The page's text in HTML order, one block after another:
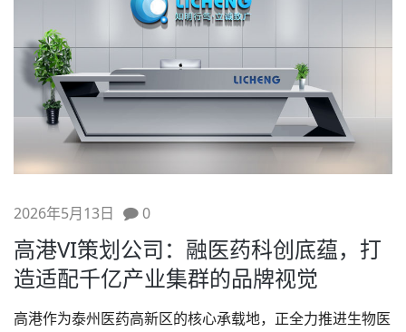
2026年5月13日 0
高港VI策划公司：融医药科创底蕴，打
造适配千亿产业集群的品牌视觉
高港作为泰州医药高新区的核心承载地，正全力推进生物医